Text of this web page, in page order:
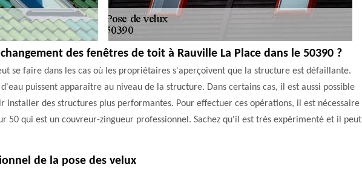
des fenêtres de toit à Rauville La Place dans le 50390 ?
se faire dans les cas où les propriétaires s'aperçoivent que la structure est défaillante.
puissent apparaître au niveau de la structure. Dans certains cas, il est aussi possible
installer des structures plus performantes. Pour effectuer ces opérations, il est nécessaire
50 qui est un couvreur-zingueur professionnel. Sachez qu'il est très expérimenté et il peut
de la pose des velux